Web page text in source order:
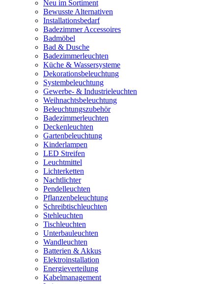
Neu im Sortiment
Bewusste Alternativen
Installationsbedarf
Badezimmer Accessoires
Badmöbel
Bad & Dusche
Badezimmerleuchten
Küche & Wassersysteme
Dekorationsbeleuchtung
Systembeleuchtung
Gewerbe- & Industrieleuchten
Weihnachtsbeleuchtung
Beleuchtungszubehör
Badezimmerleuchten
Deckenleuchten
Gartenbeleuchtung
Kinderlampen
LED Streifen
Leuchtmittel
Lichterketten
Nachtlichter
Pendelleuchten
Pflanzenbeleuchtung
Schreibtischleuchten
Stehleuchten
Tischleuchten
Unterbauleuchten
Wandleuchten
Batterien & Akkus
Elektroinstallation
Energieverteilung
Kabelmanagement